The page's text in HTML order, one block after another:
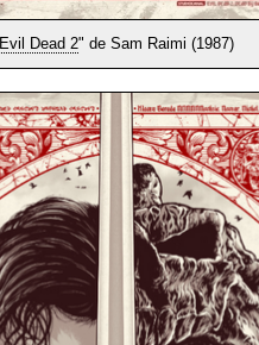
Evil Dead 2" de Sam Raimi (1987)